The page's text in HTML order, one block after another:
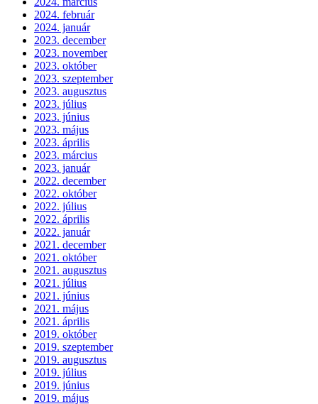
2024. február
2024. január
2023. december
2023. november
2023. október
2023. szeptember
2023. augusztus
2023. július
2023. június
2023. május
2023. április
2023. március
2023. január
2022. december
2022. október
2022. július
2022. április
2022. január
2021. december
2021. október
2021. augusztus
2021. július
2021. június
2021. május
2021. április
2019. október
2019. szeptember
2019. augusztus
2019. július
2019. június
2019. május